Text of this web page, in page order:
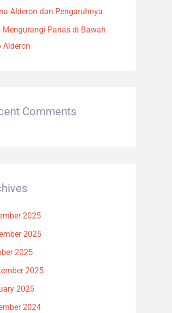
Alderon dan Pengaruhnya
Mengurangi Panas di Bawah
Alderon
Comments
2025
2025
2025
2025
2025
2024